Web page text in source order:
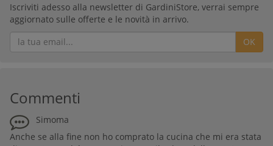
Iscriviti adesso alla newsletter di GardiniStore, verrai sempre
aggiornato sulle offerte e le novità in arrivo.
OK
Commenti
Simoma
Anche se alla fine non ho comprato la cucina che mi era stata